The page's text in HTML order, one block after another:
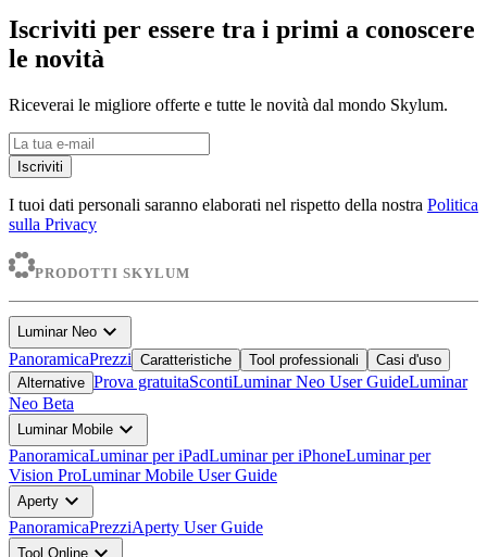
Iscriviti per essere tra i primi a conoscere
le novità
Riceverai le migliore offerte e tutte le novità dal mondo Skylum.
Iscriviti
I tuoi dati personali saranno elaborati nel rispetto della nostra Politica
sulla Privacy
PRODOTTI SKYLUM
Luminar Neo expand_more
PanoramicaPrezzi Caratteristiche Tool professionali
Casi d'uso
Alternative Prova gratuitaScontiLuminar Neo User GuideLuminar
Neo Beta
Luminar Mobile expand_more
PanoramicaLuminar per iPadLuminar per iPhoneLuminar per
Vision ProLuminar Mobile User Guide
Aperty expand_more
PanoramicaPrezziAperty User Guide
Tool Online